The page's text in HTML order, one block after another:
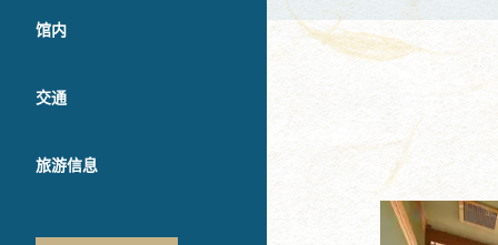
馆内
交通
旅游信息